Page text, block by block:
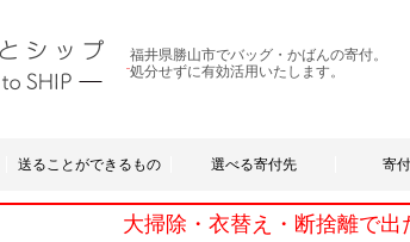
福井県勝山市でバッグ・かばんの寄付。
処分せずに有効活用いたします。
送ることができるもの 選べる寄付先 寄
大掃除・衣替え・断捨離で出